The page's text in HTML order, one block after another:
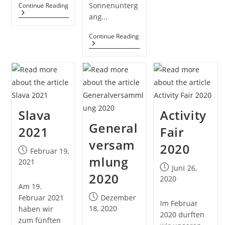
Continue ReadingVidovdanskiSonnenunterg
ang…
Continue ReadingFoxtrail
Slava
2021
Post
published:
Februar 19,
2021
Am 19.
Februar 2021
haben wir
zum fünften
General
versam
mlung
2020
Post
published:
Dezember
18, 2020
Activity
Fair
2020
Post
published:
Juni 26,
2020
Im Februar
2020 durften